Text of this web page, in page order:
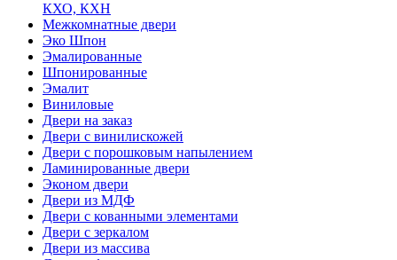
КХО, КХН
Межкомнатные двери
Эко Шпон
Эмалированные
Шпонированные
Эмалит
Виниловые
Двери на заказ
Двери с винилискожей
Двери с порошковым напылением
Ламинированные двери
Эконом двери
Двери из МДФ
Двери с кованными элементами
Двери с зеркалом
Двери из массива